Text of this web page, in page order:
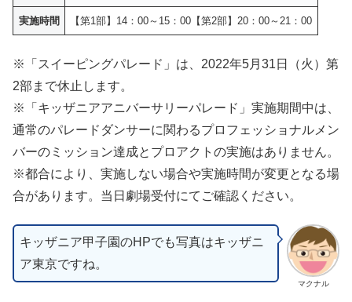
実施時間 【第1部】14：00～15：00【第2部】20：00～21：00
※「スイーピングパレード」は、2022年5月31日（火）第
2部まで休止します。
※「キッザニアアニバーサリーパレード」実施期間中は、
通常のパレードダンサーに関わるプロフェッショナルメン
バーのミッション達成とプロアクトの実施はありません。
※都合により、実施しない場合や実施時間が変更となる場
合があります。当日劇場受付にてご確認ください。
マクナル
キッザニア甲子園のHPでも写真はキッザニ
ア東京ですね。